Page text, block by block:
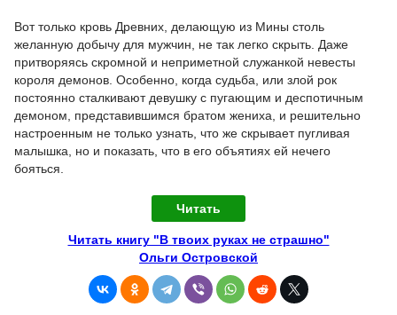
Вот только кровь Древних, делающую из Мины столь
желанную добычу для мужчин, не так легко скрыть. Даже
притворяясь скромной и неприметной служанкой невесты
короля демонов. Особенно, когда судьба, или злой рок
постоянно сталкивают девушку с пугающим и деспотичным
демоном, представившимся братом жениха, и решительно
настроенным не только узнать, что же скрывает пугливая
малышка, но и показать, что в его объятиях ей нечего
бояться.
Читать
Читать книгу "В твоих руках не страшно"
Ольги Островской